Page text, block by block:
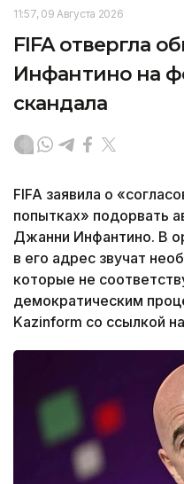
11:57, 09 Августа 2026
FIFA отвергла
Инфантино на
скандала
FIFA заявила о
попытках» подорвать
Джанни Инфантино. В
в его адрес звучат
которые не
демократическим
Kazinform со ссылкой на